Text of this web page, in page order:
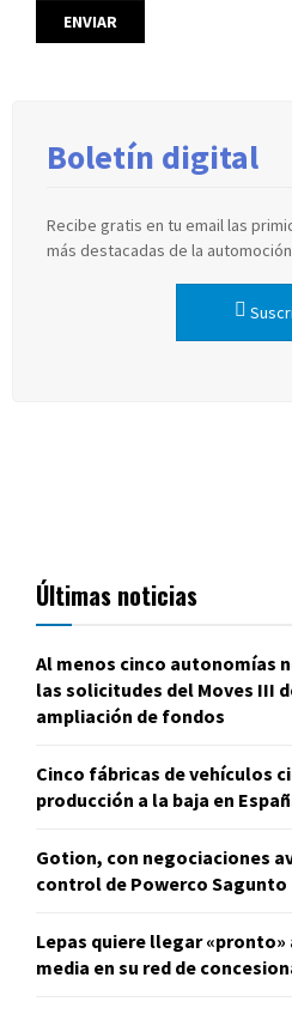
Boletín digital
Recibe gratis en tu email las
más destacadas de la
Últimas noticias
Al menos cinco autonomías
las solicitudes del Moves III
ampliación de fondos
Cinco fábricas de vehículos
producción a la baja en
Gotion, con negociaciones
control de Powerco Sagunto
Lepas quiere llegar
media en su red de